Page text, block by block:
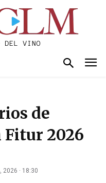
de
Fitur 2026
2026 · 18:30